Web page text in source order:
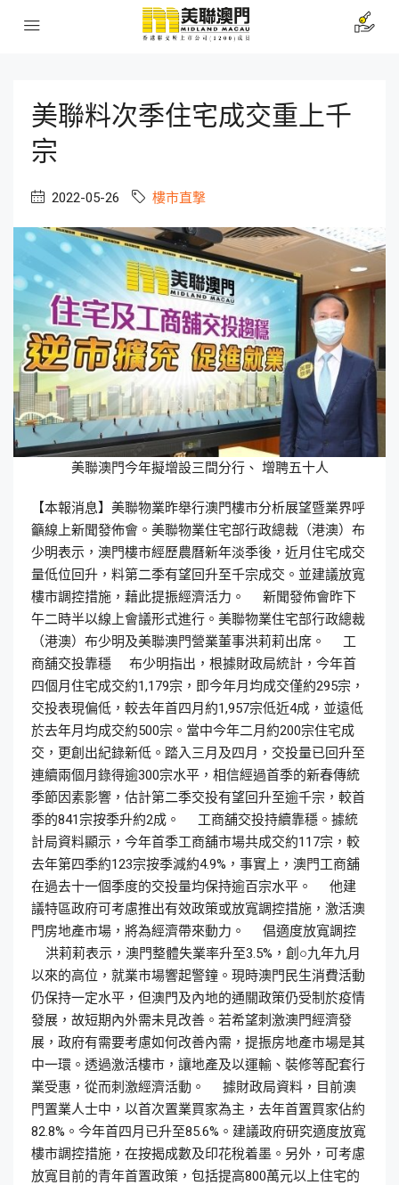
美聯料次季住宅成交重上千
宗
2022-05-26 樓市直撃
美聯澳門今年擬增設三間分行、 增聘五十人
【本報消息】美聯物業昨舉行澳門樓市分析展望暨業界呼
籲線上新聞發佈會。美聯物業住宅部行政總裁（港澳）布
少明表示，澳門樓市經歷農曆新年淡季後，近月住宅成交
量低位回升，料第二季有望回升至千宗成交。並建議放寬
樓市調控措施，藉此提振經濟活力。 新聞發佈會昨下
午二時半以線上會議形式進行。美聯物業住宅部行政總裁
（港澳）布少明及美聯澳門營業董事洪莉莉出席。 工
商舖交投靠穩 布少明指出，根據財政局統計，今年首
四個月住宅成交約1,179宗，即今年月均成交僅約295宗，
交投表現偏低，較去年首四月約1,957宗低近4成，並遠低
於去年月均成交約500宗。當中今年二月約200宗住宅成
交，更創出紀錄新低。踏入三月及四月，交投量已回升至
連續兩個月錄得逾300宗水平，相信經過首季的新春傳統
季節因素影響，估計第二季交投有望回升至逾千宗，較首
季的841宗按季升約2成。 工商舖交投持續靠穩。據統
計局資料顯示，今年首季工商舖市場共成交約117宗，較
去年第四季約123宗按季減約4.9%，事實上，澳門工商舖
在過去十一個季度的交投量均保持逾百宗水平。 他建
議特區政府可考慮推出有效政策或放寬調控措施，激活澳
門房地產市場，將為經濟帶來動力。 倡適度放寬調控
洪莉莉表示，澳門整體失業率升至3.5%，創○九年九月
以來的高位，就業市場響起警鐘。現時澳門民生消費活動
仍保持一定水平，但澳門及內地的通關政策仍受制於疫情
發展，故短期內外需未見改善。若希望刺激澳門經濟發
展，政府有需要考慮如何改善內需，提振房地產市場是其
中一環。透過激活樓市，讓地產及以運輸、裝修等配套行
業受惠，從而刺激經濟活動。 據財政局資料，目前澳
門置業人士中，以首次置業買家為主，去年首置買家佔約
82.8%。今年首四月已升至85.6%。建議政府研究適度放寬
樓市調控措施，在按揭成數及印花稅着墨。另外，可考慮
放寬目前的青年首置政策，包括提高800萬元以上住宅的